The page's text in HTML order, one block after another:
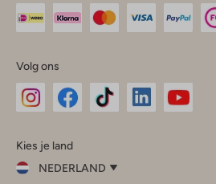
Volg ons
InstagramFacebook
Kies je land
NEDERLAND